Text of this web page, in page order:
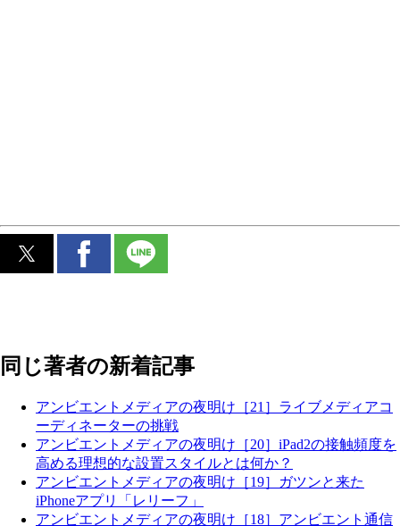
同じ著者の新着記事
アンビエントメディアの夜明け［21］ライブメディアコ
ーディネーターの挑戦
アンビエントメディアの夜明け［20］iPad2の接触頻度を
高める理想的な設置スタイルとは何か？
アンビエントメディアの夜明け［19］ガツンと来た
iPhoneアプリ「レリーフ」
アンビエントメディアの夜明け［18］アンビエント通信